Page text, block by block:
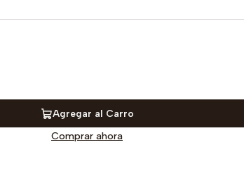
Agregar al Carro
Comprar ahora